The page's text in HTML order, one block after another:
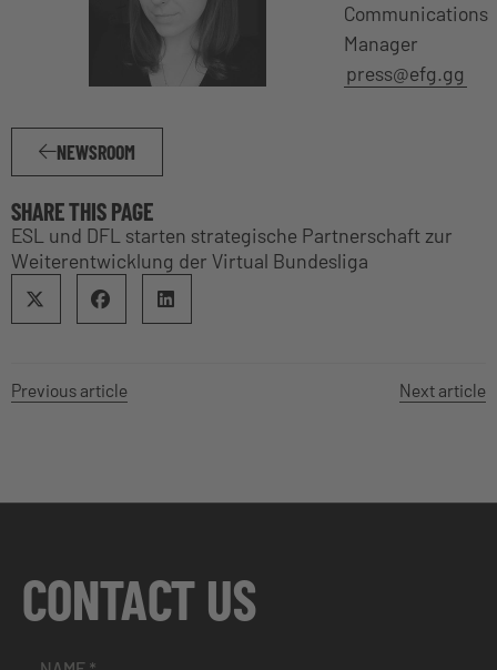
Communications
Manager
press@efg.gg
NEWSROOM
SHARE THIS PAGE
ESL und DFL starten strategische Partnerschaft zur
Weiterentwicklung der Virtual Bundesliga
Previous article Next article
CONTACT US